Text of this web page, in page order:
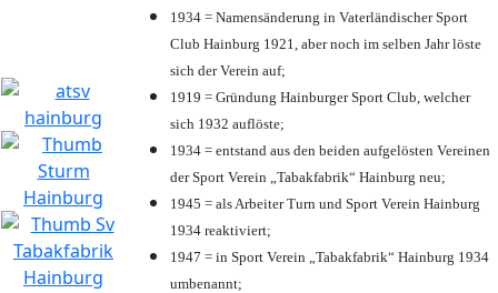
1934 = Namensänderung in Vaterländischer Sport
Club Hainburg 1921, aber noch im selben Jahr löste
sich der Verein auf;
1919 = Gründung Hainburger Sport Club, welcher
sich 1932 auflöste;
1934 = entstand aus den beiden aufgelösten Vereinen
der Sport Verein „Tabakfabrik“ Hainburg neu;
1945 = als Arbeiter Turn und Sport Verein Hainburg
1934 reaktiviert;
1947 = in Sport Verein „Tabakfabrik“ Hainburg 1934
umbenannt;